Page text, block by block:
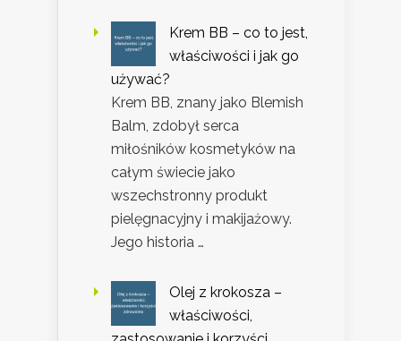
Krem BB – co to jest,
właściwości i jak go
używać?
Krem BB, znany jako Blemish
Balm, zdobył serca
miłośników kosmetyków na
całym świecie jako
wszechstronny produkt
pielęgnacyjny i makijażowy.
Jego historia …
Olej z krokosza –
właściwości,